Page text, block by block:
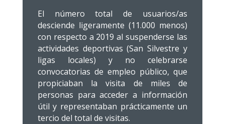
El número total de usuarios/as
desciende ligeramente (11.000 menos)
con respecto a 2019 al suspenderse las
actividades deportivas (San Silvestre y
ligas locales) y no celebrarse
convocatorias de empleo público, que
propiciaban la visita de miles de
personas para acceder a información
útil y representaban prácticamente un
tercio del total de visitas.